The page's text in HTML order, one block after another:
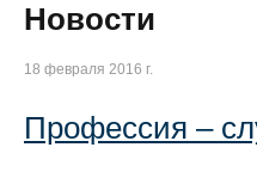
Новости
18 февраля 2016 г.
Профессия –